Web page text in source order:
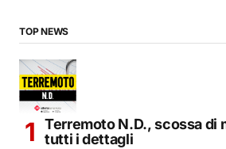
TOP NEWS
Terremoto N.D., scossa di
tutti i dettagli